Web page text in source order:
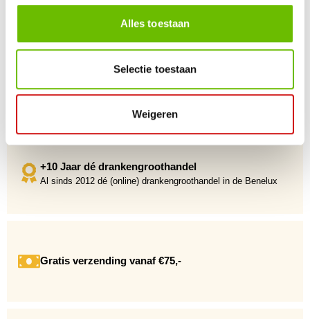
Alles toestaan
Selectie toestaan
Weigeren
Persoonlijke klantenservice
Maandag t/m vrijdag van 09.00 tot 16.00 staat onze
vakkundige klantenservice klaar.
+10 Jaar dé drankengroothandel
Al sinds 2012 dé (online) drankengroothandel in de Benelux
Gratis verzending vanaf €75,-